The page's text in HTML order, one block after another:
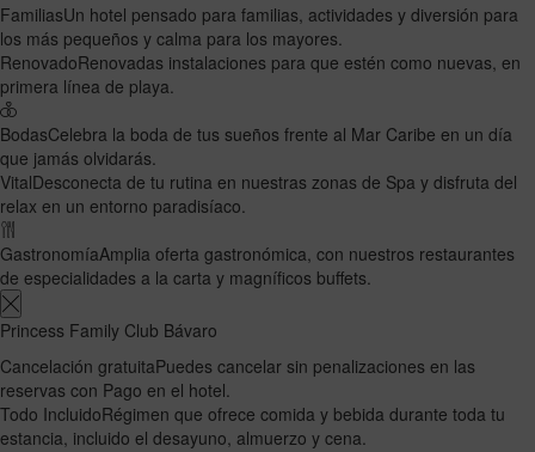
FamiliasUn hotel pensado para familias, actividades y diversión para
los más pequeños y calma para los mayores.
RenovadoRenovadas instalaciones para que estén como nuevas, en
primera línea de playa.
BodasCelebra la boda de tus sueños frente al Mar Caribe en un día
que jamás olvidarás.
VitalDesconecta de tu rutina en nuestras zonas de Spa y disfruta del
relax en un entorno paradisíaco.
GastronomíaAmplia oferta gastronómica, con nuestros restaurantes
de especialidades a la carta y magníficos buffets.
Princess Family Club Bávaro
Cancelación gratuitaPuedes cancelar sin penalizaciones en las
reservas con Pago en el hotel.
Todo IncluidoRégimen que ofrece comida y bebida durante toda tu
estancia, incluido el desayuno, almuerzo y cena.